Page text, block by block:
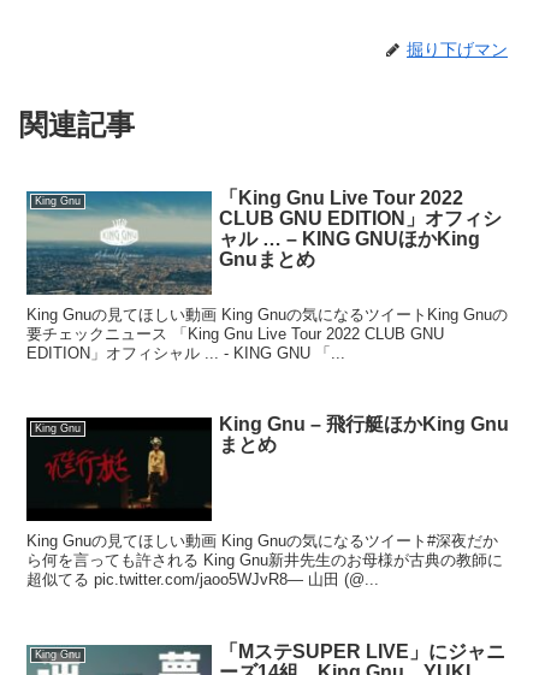
掘り下げマン
関連記事
King Gnu
「King Gnu Live Tour 2022
CLUB GNU EDITION」オフィシ
ャル … – KING GNUほかKing
Gnuまとめ
King Gnuの見てほしい動画 King Gnuの気になるツイートKing Gnuの
要チェックニュース 「King Gnu Live Tour 2022 CLUB GNU
EDITION」オフィシャル ... - KING GNU 「...
King Gnu
King Gnu – 飛行艇ほかKing Gnu
まとめ
King Gnuの見てほしい動画 King Gnuの気になるツイート#深夜だか
ら何を言っても許される King Gnu新井先生のお母様が古典の教師に
超似てる pic.twitter.com/jaoo5WJvR8— 山田 (@...
King Gnu
「MステSUPER LIVE」にジャニ